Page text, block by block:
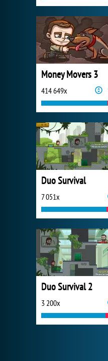
Money Movers 3
414 649x
Duo Survival
7 051x
Duo Survival 2
3 200x